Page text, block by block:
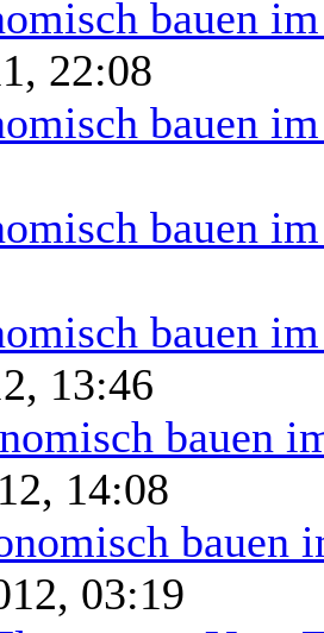
bauen
22:08
bauen
bauen
bauen
13:46
bauen
14:08
bauen
03:19